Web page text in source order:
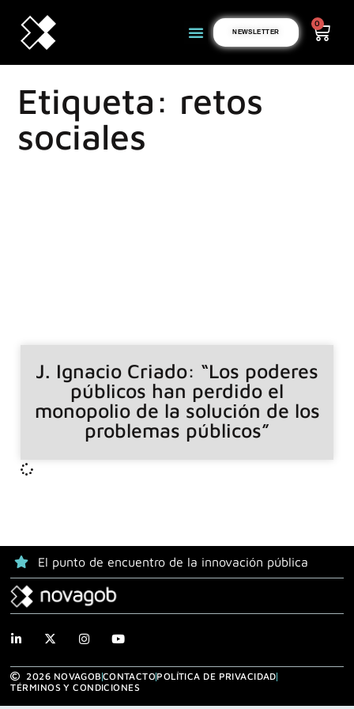
NEWSLETTER
0
Etiqueta: retos
sociales
J. Ignacio Criado: “Los poderes
públicos han perdido el
monopolio de la solución de los
problemas públicos”
El punto de encuentro de la innovación pública
2026 NOVAGOBCONTACTOPOLÍTICA DE PRIVACIDAD
TÉRMINOS Y CONDICIONES